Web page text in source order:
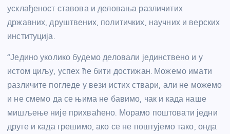
усклађеност ставова и деловања различитих
државних, друштвених, политичких, научних и верских
институција.
“Једино уколико будемо деловали јединствено и у
истом циљу, успех ће бити достижан. Можемо имати
различите погледе у вези истих ствари, али не можемо
и не смемо да се њима не бавимо, чак и када наше
мишљење није прихваћено. Морамо поштовати једни
друге и када грешимо, ако се не поштујемо тако, онда